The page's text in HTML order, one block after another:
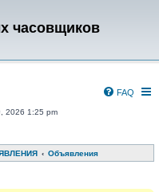
часовщиков
FAQ
2026 1:25 pm
Объявления